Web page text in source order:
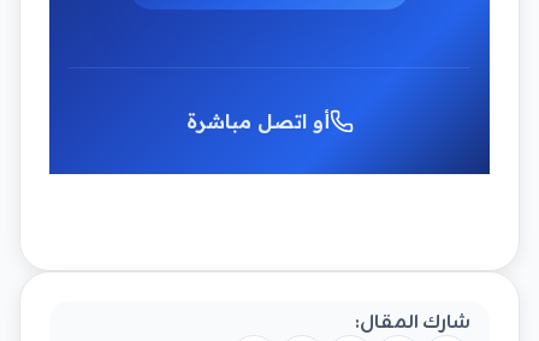
أو اتصل مباشرة
شارك المقال: